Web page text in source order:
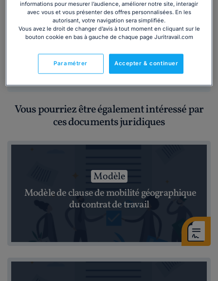
Une question?
Nos juristes vous répondent
gratuitement en 24h
Je pose ma question
Vous pourriez être également intéressé par
ces documents juridiques
Modèle
Modèle de clause de mobilité géographique
du contrat de travail
informations pour mesurer l’audience, améliorer notre site, interagir
avec vous et vous présenter des offres personnalisées. En les
autorisant, votre navigation sera simplifiée.
Vous avez le droit de changer d’avis à tout moment en cliquant sur le
bouton cookie en bas à gauche de chaque page Juritravail.com
Accepter & continuer
Paramétrer